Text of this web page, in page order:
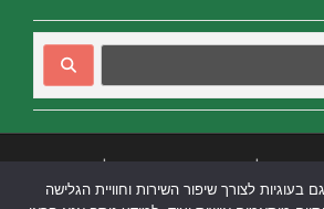
בבאר שבע |
לצורך שיפור השירות וחוויית הגלישה